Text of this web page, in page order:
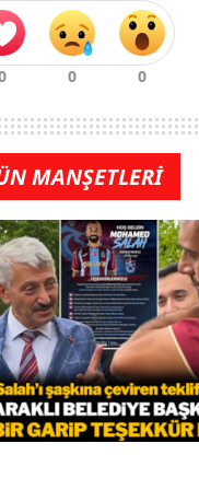
MANŞETLERİ